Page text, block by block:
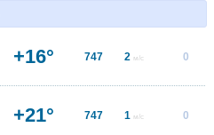
+16° 747 2 м/с 0
+21° 747 1 м/с 0